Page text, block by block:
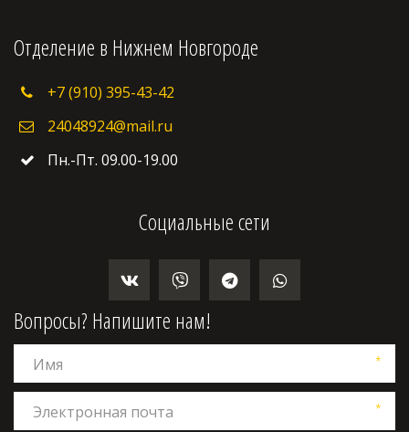
Отделение в Нижнем Новгороде
+7 (910) 395-43-42
24048924@mail.ru
Пн.-Пт. 09.00-19.00
Социальные сети
Вопросы? Напишите нам!
*
*